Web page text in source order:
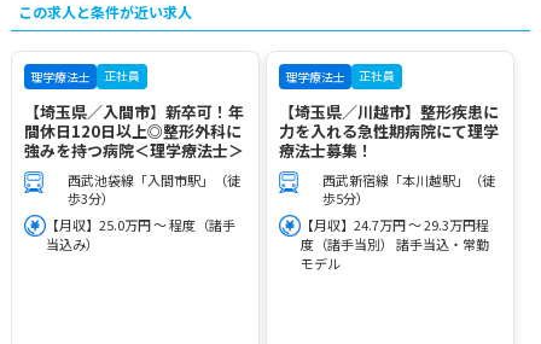
この求人と条件が近い求人
理学療法士 正社員
【埼玉県／入間市】新卒可！年
間休日120日以上◎整形外科に
強みを持つ病院＜理学療法士＞
西武池袋線「入間市駅」（徒
歩3分）
【月収】25.0万円 ～ 程度（諸手
当込み）
理学療法士 正社員
【埼玉県／川越市】整形疾患に
力を入れる急性期病院にて理学
療法士募集！
西武新宿線「本川越駅」（徒
歩5分）
【月収】24.7万円 ～ 29.3万円程
度（諸手当別） 諸手当込・常勤
モデル